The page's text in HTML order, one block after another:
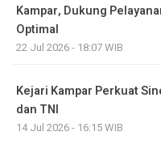
Kampar, Dukung
Optimal
22 Jul 2026 - 18:07 WIB
Kejari Kampar Perkuat
dan TNI
14 Jul 2026 - 16:15 WIB